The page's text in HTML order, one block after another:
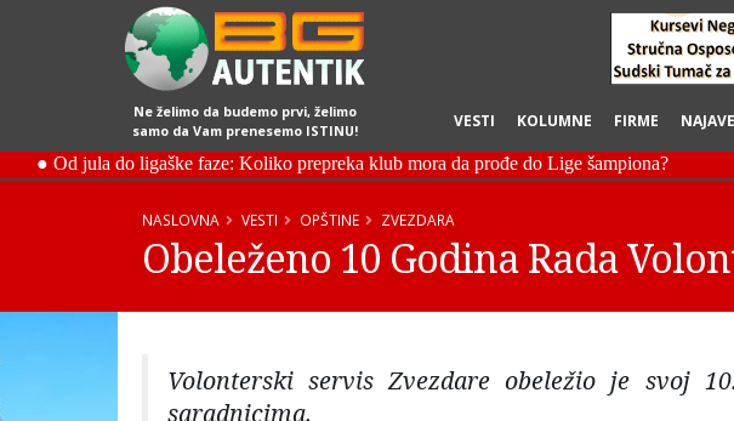
Ne želimo da budemo prvi, želimo
samo da Vam prenesemo ISTINU!
VESTI KOLUMNE FIRME NAJAVE
NASLOVNA VESTI OPŠTINE ZVEZDARA
Obeleženo 10 Godina Rada
Volonterski servis Zvezdare obeležio je svoj
saradnicima.